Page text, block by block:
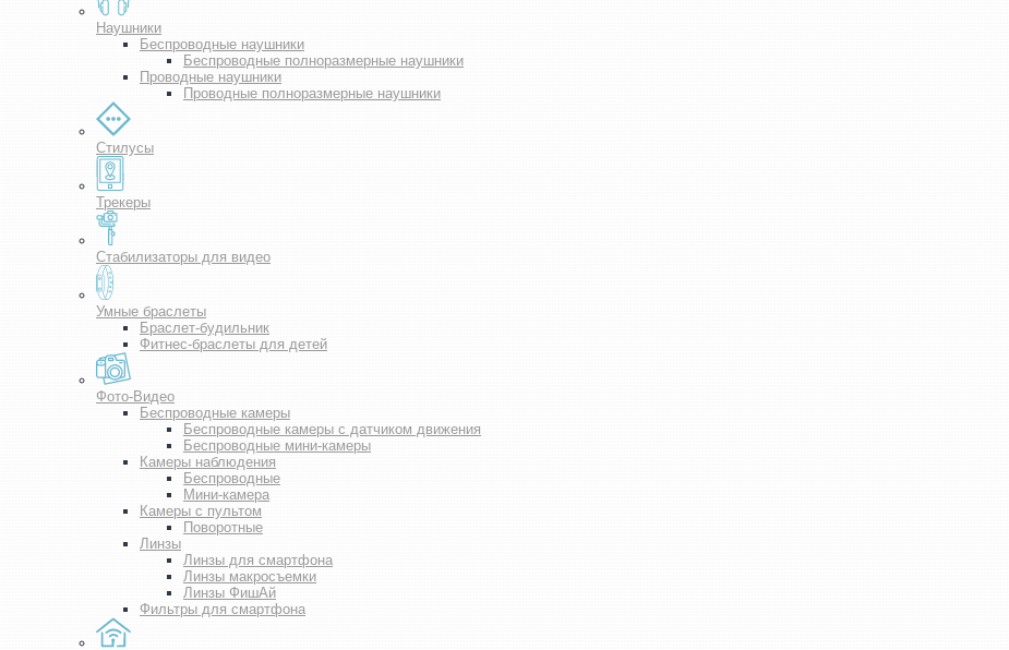
Наушники
Беспроводные наушники
Беспроводные полноразмерные наушники
Проводные наушники
Проводные полноразмерные наушники
Стилусы
Трекеры
Стабилизаторы для видео
Умные браслеты
Браслет-будильник
Фитнес-браслеты для детей
Фото-Видео
Беспроводные камеры
Беспроводные камеры с датчиком движения
Беспроводные мини-камеры
Камеры наблюдения
Беспроводные
Мини-камера
Камеры с пультом
Поворотные
Линзы
Линзы для смартфона
Линзы макросъемки
Линзы ФишАй
Фильтры для смартфона